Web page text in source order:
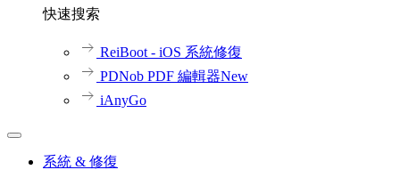
快速搜索
ReiBoot - iOS 系統修復
PDNob PDF 編輯器New
iAnyGo
系統 & 修復